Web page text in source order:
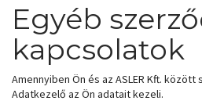
Egyéb
kapcsolatok
Amennyiben Ön és az ASLER Kft.
Adatkezelő az Ön adatait kezeli.